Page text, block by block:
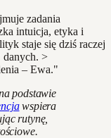
zadania
intuicja, etyka i
staje się dziś raczej
danych. >
– Ewa."
podstawie
wspiera
rutynę,